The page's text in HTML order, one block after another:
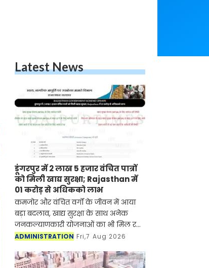
Latest News
डूंगरपुर में 2 लाख 5 हजार वंचित पात्रों
को मिली खाद्य सुरक्षा; Rajasthan में
01 करोड़ से अधिकको लाभ
कमजोर और वंचित वर्गों के जीवन में आया
बड़ा बदलाव, खाद्य सुरक्षा के साथ अनेक
जनकल्याणकारी योजनाओं का भी मिल रहा
लाभ
ADMINISTRATION Fri,7 Aug 2026